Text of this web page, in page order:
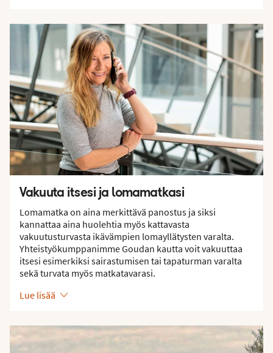
Vakuuta itsesi ja lomamatkasi
Lomamatka on aina merkittävä panostus ja siksi
kannattaa aina huolehtia myös kattavasta
vakuutusturvasta ikävämpien lomayllätysten varalta.
Yhteistyökumppanimme Goudan kautta voit vakuuttaa
itsesi esimerkiksi sairastumisen tai tapaturman varalta
sekä turvata myös matkatavarasi.
Lue lisää